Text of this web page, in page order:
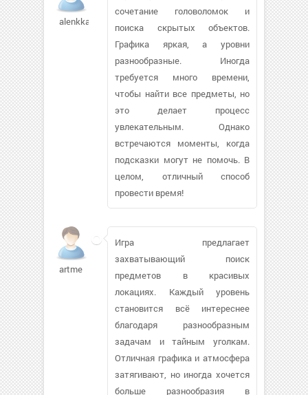
alenkka82979
сочетание головоломок и
поиска скрытых объектов.
Графика яркая, а уровни
разнообразные. Иногда
требуется много времени,
чтобы найти все предметы, но
это делает процесс
увлекательным. Однако
встречаются моменты, когда
подсказки могут не помочь. В
целом, отличный способ
провести время!
artme
Игра предлагает
захватывающий поиск
предметов в красивых
локациях. Каждый уровень
становится всё интереснее
благодаря разнообразным
задачам и тайным уголкам.
Отличная графика и атмосфера
затягивают, но иногда хочется
больше разнообразия в